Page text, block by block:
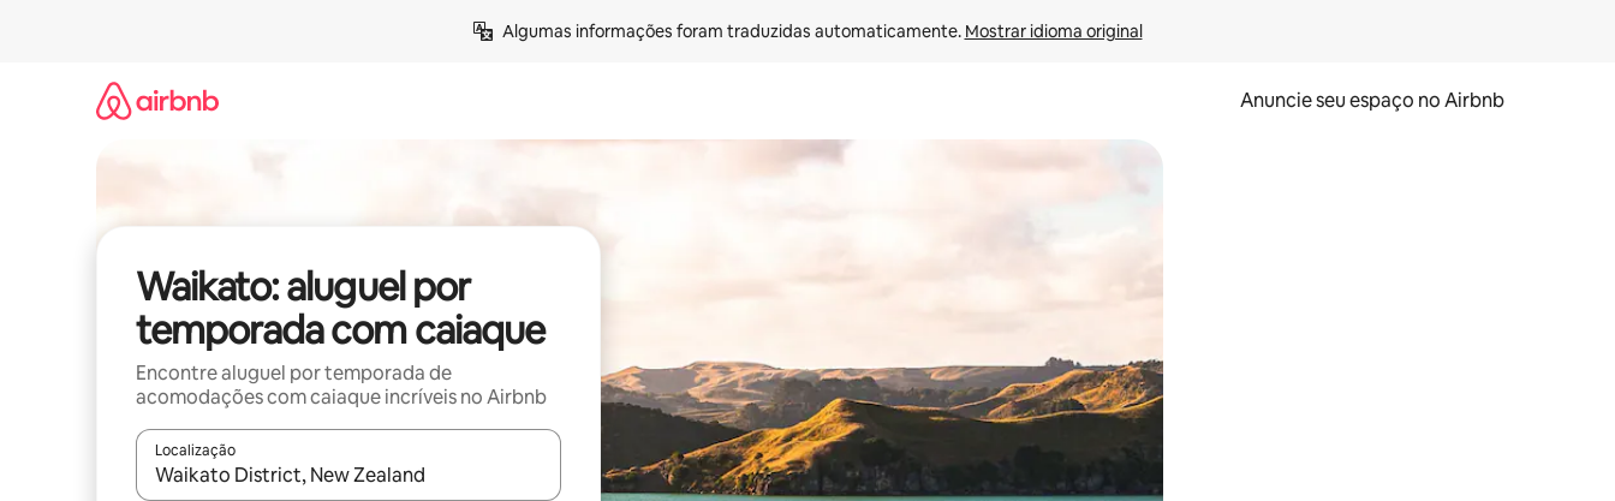
Algumas informações foram traduzidas automaticamente. Mostrar idioma original
Anuncie seu espaço no Airbnb
Waikato: aluguel por
temporada com caiaque
Encontre aluguel por temporada de
acomodações com caiaque incríveis no Airbnb
Localização
Quando os resultados estiverem disponíveis, explore-os usando as seta para cima e para baixo do teclado ou tocando e deslizando o dedo na tela.